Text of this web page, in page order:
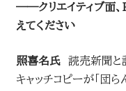
――クリエイティブ面、
えてください
照喜名氏読売新聞と
キャッチコピーが「団